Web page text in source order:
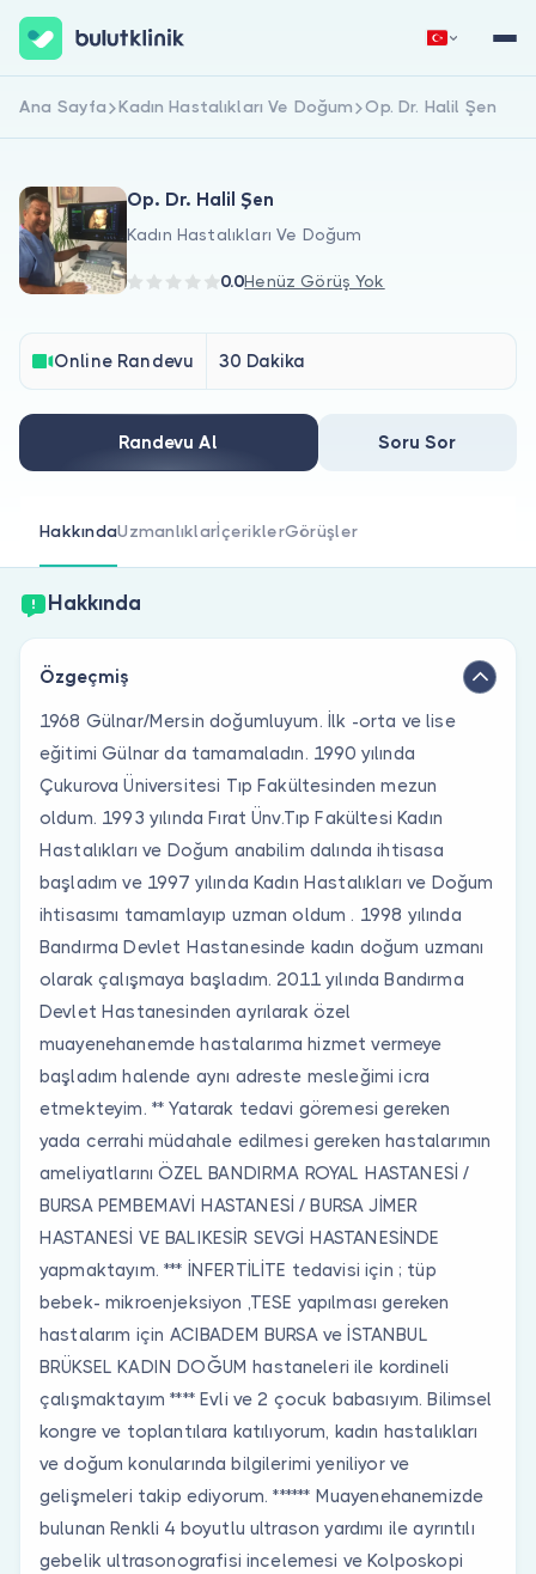
Hakkımızda
Hastalar için
Doktorlar için
Doktor musunuz?
Hemen Kaydol Giriş Yap
Ana Sayfa Kadın Hastalıkları Ve Doğum Op. Dr. Halil Şen
Op. Dr. Halil Şen
Kadın Hastalıkları Ve Doğum
0.0Henüz Görüş Yok
Online Randevu 30 Dakika
Randevu Al Soru Sor
HakkındaUzmanlıklarİçeriklerGörüşler
Hakkında
Özgeçmiş
1968 Gülnar/Mersin doğumluyum. İlk -orta ve lise
eğitimi Gülnar da tamamaladın. 1990 yılında
Çukurova Üniversitesi Tıp Fakültesinden mezun
oldum. 1993 yılında Fırat Ünv.Tıp Fakültesi Kadın
Hastalıkları ve Doğum anabilim dalında ihtisasa
başladım ve 1997 yılında Kadın Hastalıkları ve Doğum
ihtisasımı tamamlayıp uzman oldum . 1998 yılında
Bandırma Devlet Hastanesinde kadın doğum uzmanı
olarak çalışmaya başladım. 2011 yılında Bandırma
Devlet Hastanesinden ayrılarak özel
muayenehanemde hastalarıma hizmet vermeye
başladım halende aynı adreste mesleğimi icra
etmekteyim. ** Yatarak tedavi göremesi gereken
yada cerrahi müdahale edilmesi gereken hastalarımın
ameliyatlarını ÖZEL BANDIRMA ROYAL HASTANESİ /
BURSA PEMBEMAVİ HASTANESİ / BURSA JİMER
HASTANESİ VE BALIKESİR SEVGİ HASTANESİNDE
yapmaktayım. *** İNFERTİLİTE tedavisi için ; tüp
bebek- mikroenjeksiyon ,TESE yapılması gereken
hastalarım için ACIBADEM BURSA ve İSTANBUL
BRÜKSEL KADIN DOĞUM hastaneleri ile kordineli
çalışmaktayım **** Evli ve 2 çocuk babasıyım. Bilimsel
kongre ve toplantılara katılıyorum, kadın hastalıkları
ve doğum konularında bilgilerimi yeniliyor ve
gelişmeleri takip ediyorum. ****** Muayenehanemizde
bulunan Renkli 4 boyutlu ultrason yardımı ile ayrıntılı
gebelik ultrasonografisi incelemesi ve Kolposkopi